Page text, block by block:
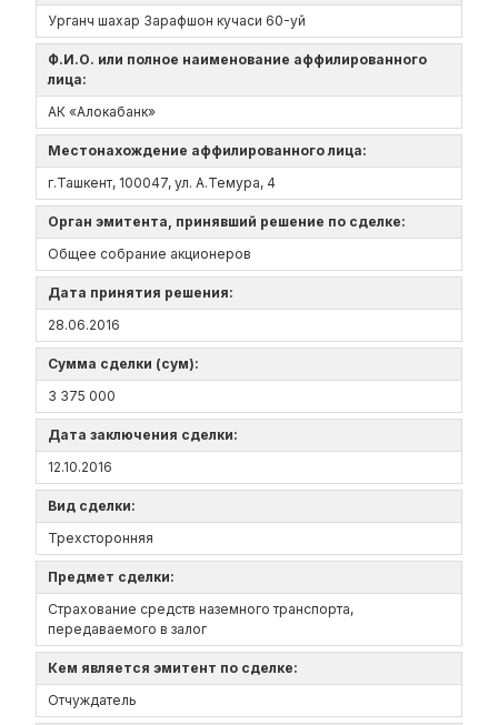
Урганч шахар Зарафшон кучаси 60-уй
Ф.И.О. или полное наименование аффилированного
лица:
АК «Алокабанк»
Местонахождение аффилированного лица:
г.Ташкент, 100047, ул. А.Темура, 4
Орган эмитента, принявший решение по сделке:
Общее собрание акционеров
Дата принятия решения:
28.06.2016
Сумма сделки (сум):
3 375 000
Дата заключения сделки:
12.10.2016
Вид сделки:
Трехсторонняя
Предмет сделки:
Страхование средств наземного транспорта,
передаваемого в залог
Кем является эмитент по сделке:
Отчуждатель